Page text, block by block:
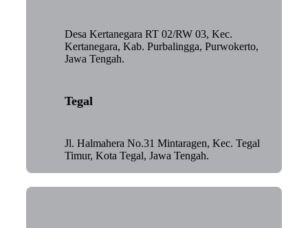
Desa Kertanegara RT 02/RW 03, Kec.
Kertanegara, Kab. Purbalingga, Purwokerto,
Jawa Tengah.
Tegal
Jl. Halmahera No.31 Mintaragen, Kec. Tegal
Timur, Kota Tegal, Jawa Tengah.